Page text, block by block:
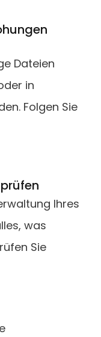
Dateien
in
Folgen Sie
Ihres
was
Sie